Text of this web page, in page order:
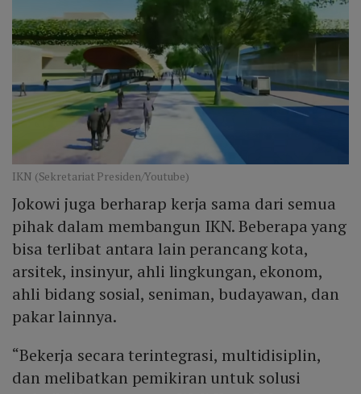
IKN (Sekretariat Presiden/Youtube)
Jokowi juga berharap kerja sama dari semua
pihak dalam membangun IKN. Beberapa yang
bisa terlibat antara lain perancang kota,
arsitek, insinyur, ahli lingkungan, ekonom,
ahli bidang sosial, seniman, budayawan, dan
pakar lainnya.
“Bekerja secara terintegrasi, multidisiplin,
dan melibatkan pemikiran untuk solusi